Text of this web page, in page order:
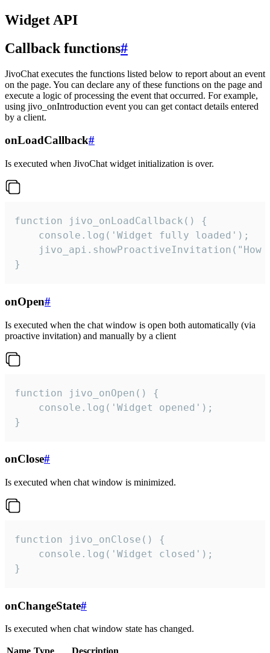
Widget API
Callback functions#
JivoChat executes the functions listed below to report about an event
on the page. You can declare any of these functions on the page and
execute a logic of processing the event that occurred. For example,
using jivo_onIntroduction event you can get contact details entered
by a client.
onLoadCallback#
Is executed when JivoChat widget initialization is over.
function jivo_onLoadCallback() {
    console.log('Widget fully loaded');
jivo_api.showProactiveInvitation("How
}
onOpen#
Is executed when the chat window is open both automatically (via
proactive invitation) and manually by a client
function jivo_onOpen() {
    console.log('Widget opened');
}
onClose#
Is executed when chat window is minimized.
function jivo_onClose() {
    console.log('Widget closed');
}
onChangeState#
Is executed when chat window state has changed.